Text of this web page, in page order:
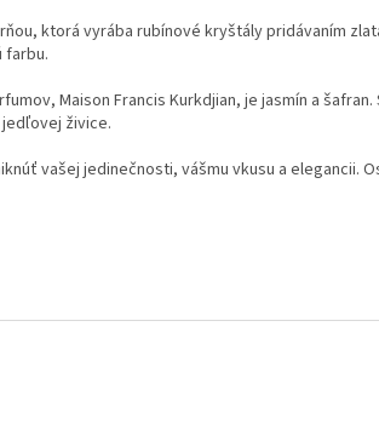
ktorá vyrába rubínové kryštály pridávaním
farbu.
Maison Francis Kurkdjian, je jasmín a šafran.
živice.
vašej jedinečnosti, vášmu vkusu a elegancii.